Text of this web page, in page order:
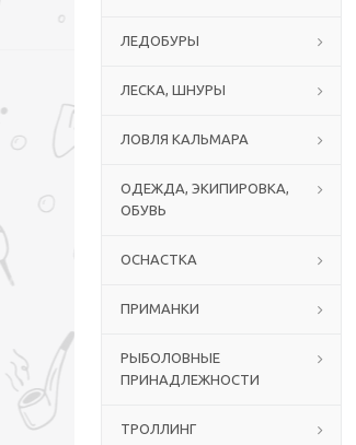
ЛЕДОБУРЫ
ЛЕСКА, ШНУРЫ
ЛОВЛЯ КАЛЬМАРА
ОДЕЖДА, ЭКИПИРОВКА,
ОБУВЬ
ОСНАСТКА
ПРИМАНКИ
РЫБОЛОВНЫЕ
ПРИНАДЛЕЖНОСТИ
ТРОЛЛИНГ